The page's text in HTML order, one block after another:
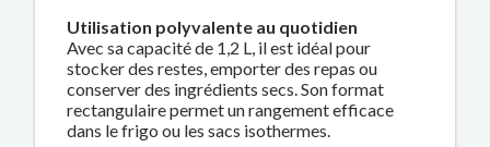
Utilisation polyvalente au quotidien
Avec sa capacité de 1,2 L, il est idéal pour
stocker des restes, emporter des repas ou
conserver des ingrédients secs. Son format
rectangulaire permet un rangement efficace
dans le frigo ou les sacs isothermes.